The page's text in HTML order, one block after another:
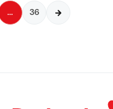
… 36